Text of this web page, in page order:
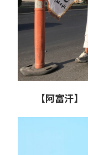
【阿富汗